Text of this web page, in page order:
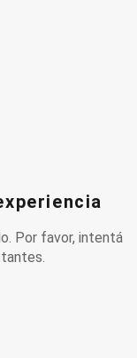
Por favor, intentá